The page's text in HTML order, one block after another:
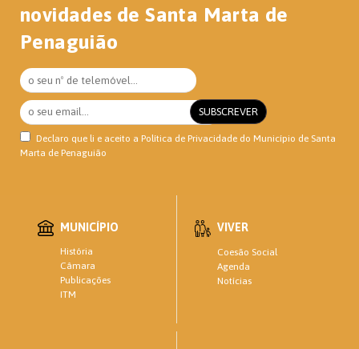
novidades de Santa Marta de
Penaguião
Declaro que li e aceito a Política de Privacidade do Município de Santa
Marta de Penaguião
MUNICÍPIO
História
Câmara
Publicações
ITM
VIVER
Coesão Social
Agenda
Notícias